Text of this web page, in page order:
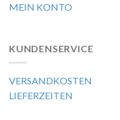
MEIN KONTO
KUNDENSERVICE
VERSANDKOSTEN
LIEFERZEITEN